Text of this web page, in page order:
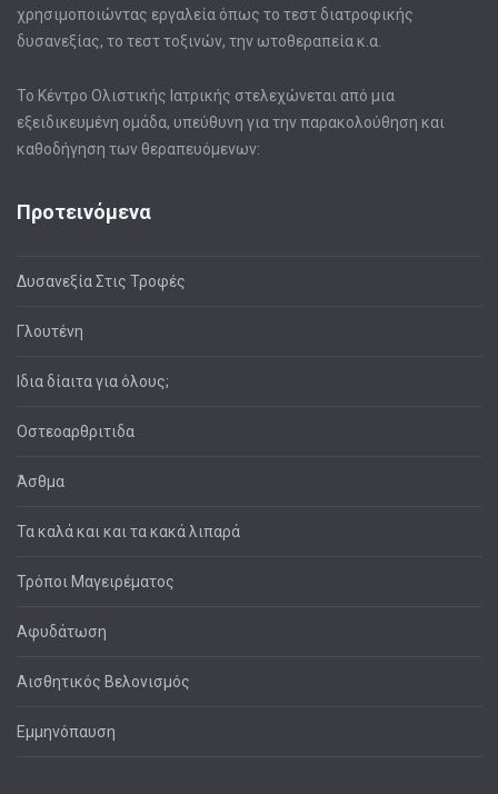
χρησιμοποιώντας εργαλεία όπως το τεστ διατροφικής
δυσανεξίας, το τεστ τοξινών, την ωτοθεραπεία κ.α.
Το Κέντρο Ολιστικής Ιατρικής στελεχώνεται από μια
εξειδικευμένη ομάδα, υπεύθυνη για την παρακολούθηση και
καθοδήγηση των θεραπευόμενων:
Προτεινόμενα
Δυσανεξία Στις Τροφές
Γλουτένη
Ιδια δίαιτα για όλους;
Οστεοαρθριτιδα
Άσθμα
Τα καλά και και τα κακά λιπαρά
Τρόποι Μαγειρέματος
Αφυδάτωση
Αισθητικός Βελονισμός
Εμμηνόπαυση